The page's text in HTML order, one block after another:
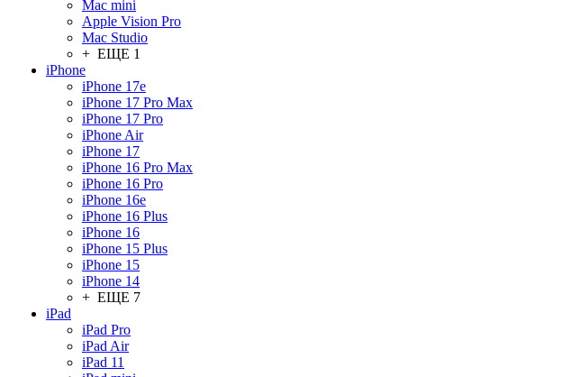
Mac mini
Apple Vision Pro
Mac Studio
+ ЕЩЕ 1
iPhone
iPhone 17e
iPhone 17 Pro Max
iPhone 17 Pro
iPhone Air
iPhone 17
iPhone 16 Pro Max
iPhone 16 Pro
iPhone 16e
iPhone 16 Plus
iPhone 16
iPhone 15 Plus
iPhone 15
iPhone 14
+ ЕЩЕ 7
iPad
iPad Pro
iPad Air
iPad 11